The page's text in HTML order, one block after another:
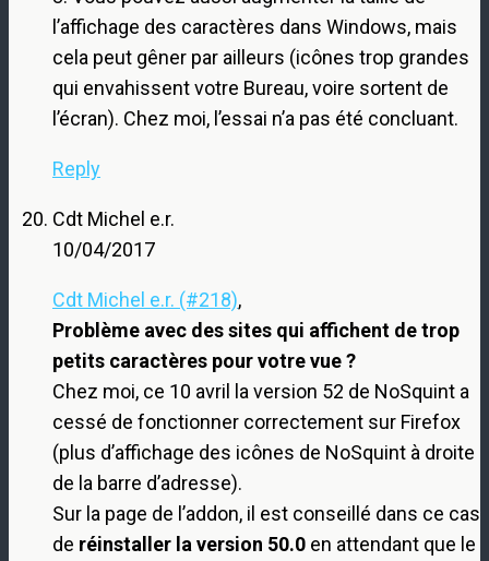
l’affichage des caractères dans Windows, mais
cela peut gêner par ailleurs (icônes trop grandes
qui envahissent votre Bureau, voire sortent de
l’écran). Chez moi, l’essai n’a pas été concluant.
Reply
Cdt Michel e.r.
10/04/2017
Cdt Michel e.r. (#218),
Problème avec des sites qui affichent de trop
petits caractères pour votre vue ?
Chez moi, ce 10 avril la version 52 de NoSquint a
cessé de fonctionner correctement sur Firefox
(plus d’affichage des icônes de NoSquint à droite
de la barre d’adresse).
Sur la page de l’addon, il est conseillé dans ce cas
de réinstaller la version 50.0 en attendant que le